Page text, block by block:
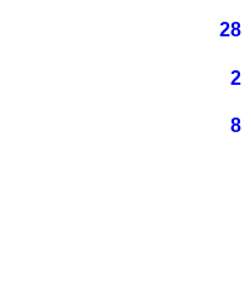
28
2
8